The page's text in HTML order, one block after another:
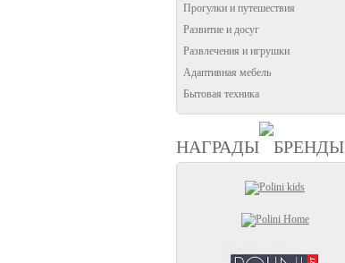
Прогулки и путешествия
Развитие и досуг
Развлечения и игрушки
Адаптивная мебель
Бытовая техника
НАГРАДЫ БРЕНДЫ